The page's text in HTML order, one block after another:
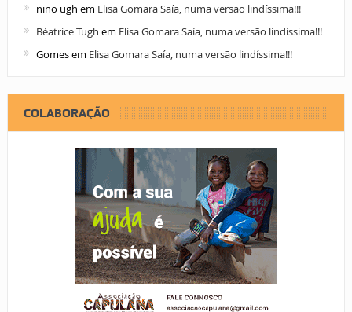
nino ugh em Elisa Gomara Saía, numa versão lindíssima!!!
Béatrice Tugh em Elisa Gomara Saía, numa versão lindíssima!!!
Gomesem Elisa Gomara Saía, numa versão lindíssima!!!
COLABORAÇÃO